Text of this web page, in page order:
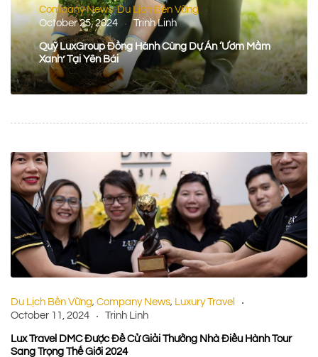
Company News,Du Lịch Bền Vững
October 25, 2024
Trinh Linh
Quỹ LuxGroup Đồng Hành Cùng Dự Án ‘Ươm Mầm
Xanh’ Tại Yên Bái
Du Lịch Bền Vững, Company News, Luxury Travel
October 11, 2024
Trinh Linh
Lux Travel DMC Được Đề Cử Giải Thưởng Nhà Điều Hành Tour
Sang Trọng Thế Giới 2024